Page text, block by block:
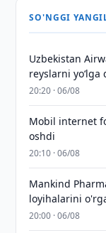
SO'NGGI
Uzbekistan
reyslarni yo‘lga
20:20 · 06/08
Mobil internet
oshdi
20:10 · 06/08
Mankind
loyihalarini
20:00 · 06/08